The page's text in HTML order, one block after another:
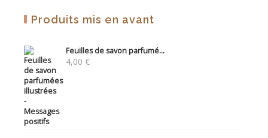
Produits mis en avant
Feuilles de savon parfumé...
4,00 €